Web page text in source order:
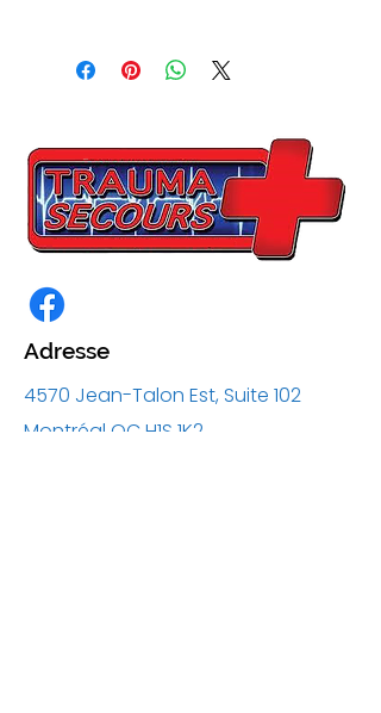
Adresse
4570 Jean-Talon Est, Suite 102
Montréal QC H1S 1K2